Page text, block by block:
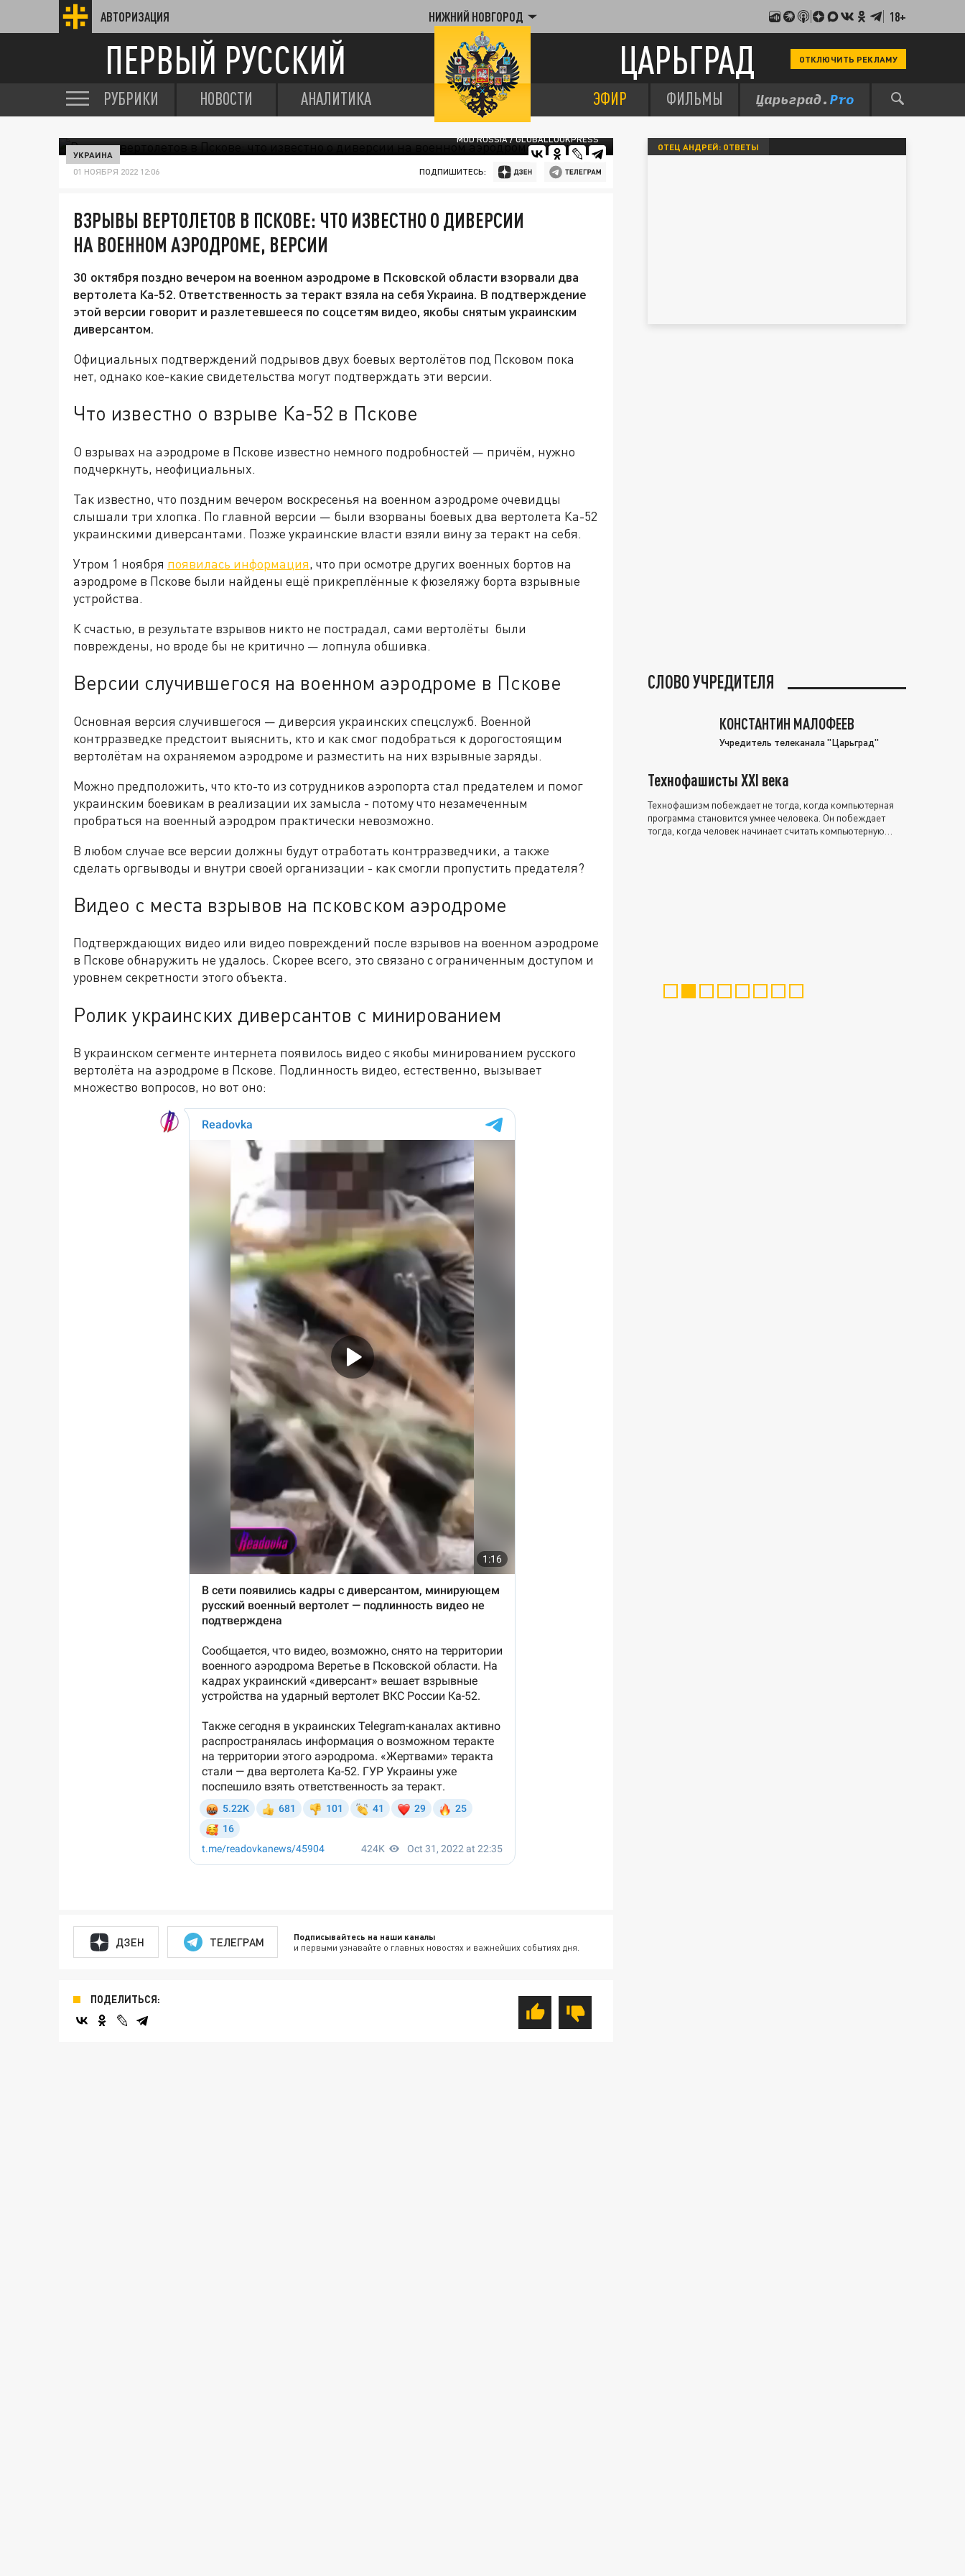
АВТОРИЗАЦИЯ НИЖНИЙ НОВГОРОД 18+
ПЕРВЫЙ РУССКИЙ ЦАРЬГРАД ОТКЛЮЧИТЬ РЕКЛАМУ
РУБРИКИ НОВОСТИ АНАЛИТИКА ЭФИР ФИЛЬМЫ
MOD RUSSIA / GLOBALLOOKPRESS
УКРАИНА
01 НОЯБРЯ 2022 12:06 ПОДПИШИТЕСЬ:
ВЗРЫВЫ ВЕРТОЛЕТОВ В ПСКОВЕ: ЧТО ИЗВЕСТНО О ДИВЕРСИИ
НА ВОЕННОМ АЭРОДРОМЕ, ВЕРСИИ
30 октября поздно вечером на военном аэродроме в Псковской области взорвали два
вертолета Ка-52. Ответственность за теракт взяла на себя Украина. В подтверждение
этой версии говорит и разлетевшееся по соцсетям видео, якобы снятым украинским
диверсантом.
Официальных подтверждений подрывов двух боевых вертолётов под Псковом пока
нет, однако кое-какие свидетельства могут подтверждать эти версии.
Что известно о взрыве Ка-52 в Пскове
О взрывах на аэродроме в Пскове известно немного подробностей — причём, нужно
подчеркнуть, неофициальных.
Так известно, что поздним вечером воскресенья на военном аэродроме очевидцы
слышали три хлопка. По главной версии — были взорваны боевых два вертолета Ка-52
украинскими диверсантами. Позже украинские власти взяли вину за теракт на себя.
Утром 1 ноября появилась информация, что при осмотре других военных бортов на
аэродроме в Пскове были найдены ещё прикреплённые к фюзеляжу борта взрывные
устройства.
К счастью, в результате взрывов никто не пострадал, сами вертолёты были
повреждены, но вроде бы не критично — лопнула обшивка.
Версии случившегося на военном аэродроме в Пскове
Основная версия случившегося — диверсия украинских спецслужб. Военной
контрразведке предстоит выяснить, кто и как смог подобраться к дорогостоящим
вертолётам на охраняемом аэродроме и разместить на них взрывные заряды.
Можно предположить, что кто-то из сотрудников аэропорта стал предателем и помог
украинским боевикам в реализации их замысла - потому что незамеченным
пробраться на военный аэродром практически невозможно.
В любом случае все версии должны будут отработать контрразведчики, а также
сделать оргвыводы и внутри своей организации - как смогли пропустить предателя?
Видео с места взрывов на псковском аэродроме
Подтверждающих видео или видео повреждений после взрывов на военном аэродроме
в Пскове обнаружить не удалось. Скорее всего, это связано с ограниченным доступом и
уровнем секретности этого объекта.
Ролик украинских диверсантов с минированием
В украинском сегменте интернета появилось видео с якобы минированием русского
вертолёта на аэродроме в Пскове. Подлинность видео, естественно, вызывает
множество вопросов, но вот оно:
ДЗЕН ТЕЛЕГРАМ Подписывайтесь на наши каналы
и первыми узнавайте о главных новостях и важнейших событиях дня.
ПОДЕЛИТЬСЯ:
ОТЕЦ АНДРЕЙ: ОТВЕТЫ
СЛОВО УЧРЕДИТЕЛЯ
КОНСТАНТИН МАЛОФЕЕВ
Учредитель телеканала "Царьград"
Технофашисты XXI века
Технофашизм побеждает не тогда, когда компьютерная
программа становится умнее человека. Он побеждает
тогда, когда человек начинает считать компьютерную